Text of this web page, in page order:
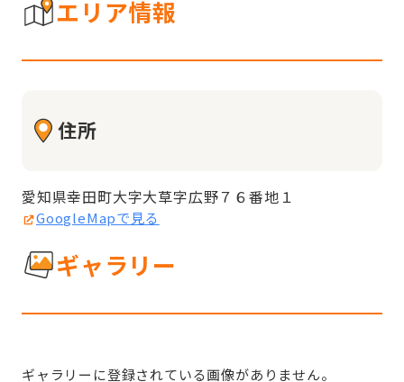
エリア情報
住所
愛知県幸田町大字大草字広野７６番地１
GoogleMapで見る
ギャラリー
ギャラリーに登録されている画像がありません。